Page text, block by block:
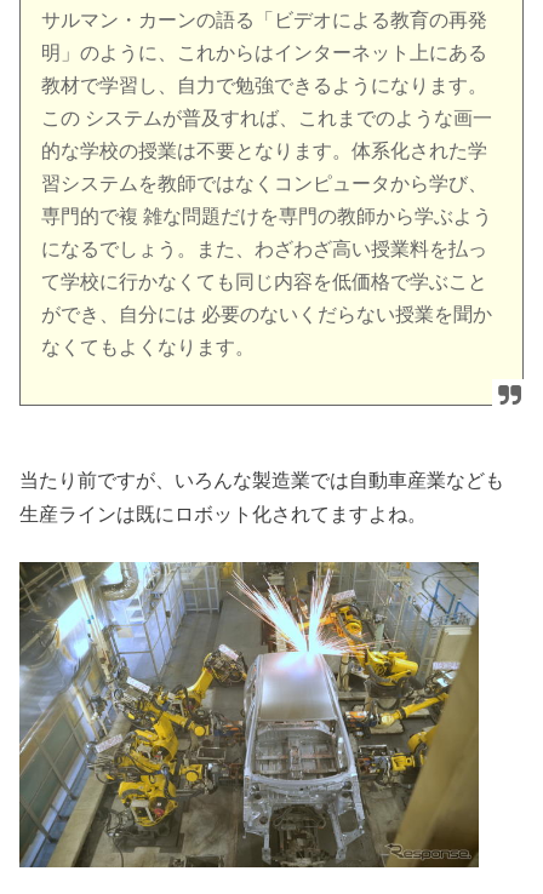
サルマン・カーンの語る「ビデオによる教育の再発
明」のように、これからはインターネット上にある
教材で学習し、自力で勉強できるようになります。
この システムが普及すれば、これまでのような画一
的な学校の授業は不要となります。体系化された学
習システムを教師ではなくコンピュータから学び、
専門的で複 雑な問題だけを専門の教師から学ぶよう
になるでしょう。また、わざわざ高い授業料を払っ
て学校に行かなくても同じ内容を低価格で学ぶこと
ができ、自分には 必要のないくだらない授業を聞か
なくてもよくなります。
当たり前ですが、いろんな製造業では自動車産業なども
生産ラインは既にロボット化されてますよね。